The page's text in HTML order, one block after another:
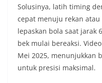
Solusinya, latih timing
cepat menuju rekan
lepaskan bola saat jarak
bek mulai bereaksi.
Mei 2025, menunjukkan
untuk presisi maksimal.